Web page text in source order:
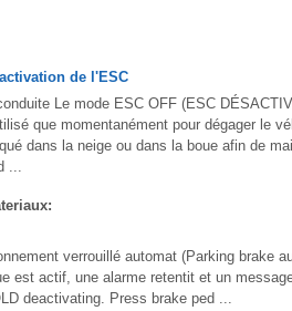
de l'ESC
Le mode ESC OFF (ESC
que momentanément pour dégager le
dans la neige ou dans la boue afin de
...
verrouillé automat (Parking brake
est actif, une alarme retentit et un
deactivating. Press brake ped ...